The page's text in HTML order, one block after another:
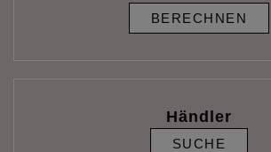
BERECHNEN
Händler
SUCHE